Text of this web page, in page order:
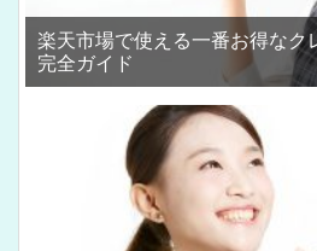
楽天市場で使える一番お得なク
完全ガイド